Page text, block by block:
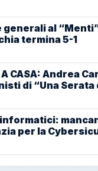
generali al
termina 5-1
A CASA: Andrea
di “Una Serata
per la